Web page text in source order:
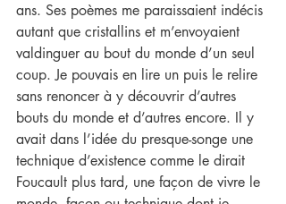
ans. Ses poèmes me paraissaient indécis
autant que cristallins et m’envoyaient
valdinguer au bout du monde d’un seul
coup. Je pouvais en lire un puis le relire
sans renoncer à y découvrir d’autres
bouts du monde et d’autres encore. Il y
avait dans l’idée du presque-songe une
technique d’existence comme le dirait
Foucault plus tard, une façon de vivre le